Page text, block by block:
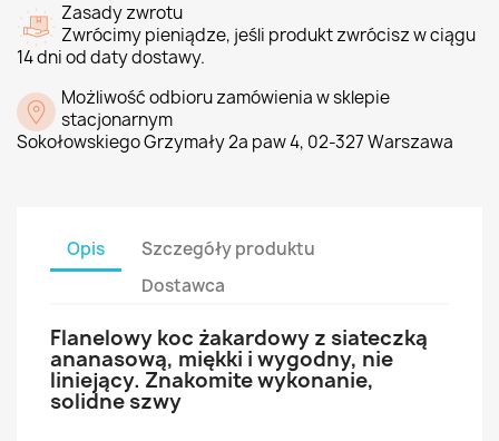
Zasady zwrotu
Zwrócimy pieniądze, jeśli produkt zwrócisz w ciągu
14 dni od daty dostawy.
Możliwość odbioru zamówienia w sklepie
stacjonarnym
Sokołowskiego Grzymały 2a paw 4, 02-327 Warszawa
Opis
Szczegóły produktu
Dostawca
Flanelowy koc żakardowy z siateczką
ananasową, miękki i wygodny, nie
liniejący. Znakomite wykonanie,
solidne szwy